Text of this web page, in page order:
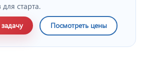
старта.
Посмотреть цены